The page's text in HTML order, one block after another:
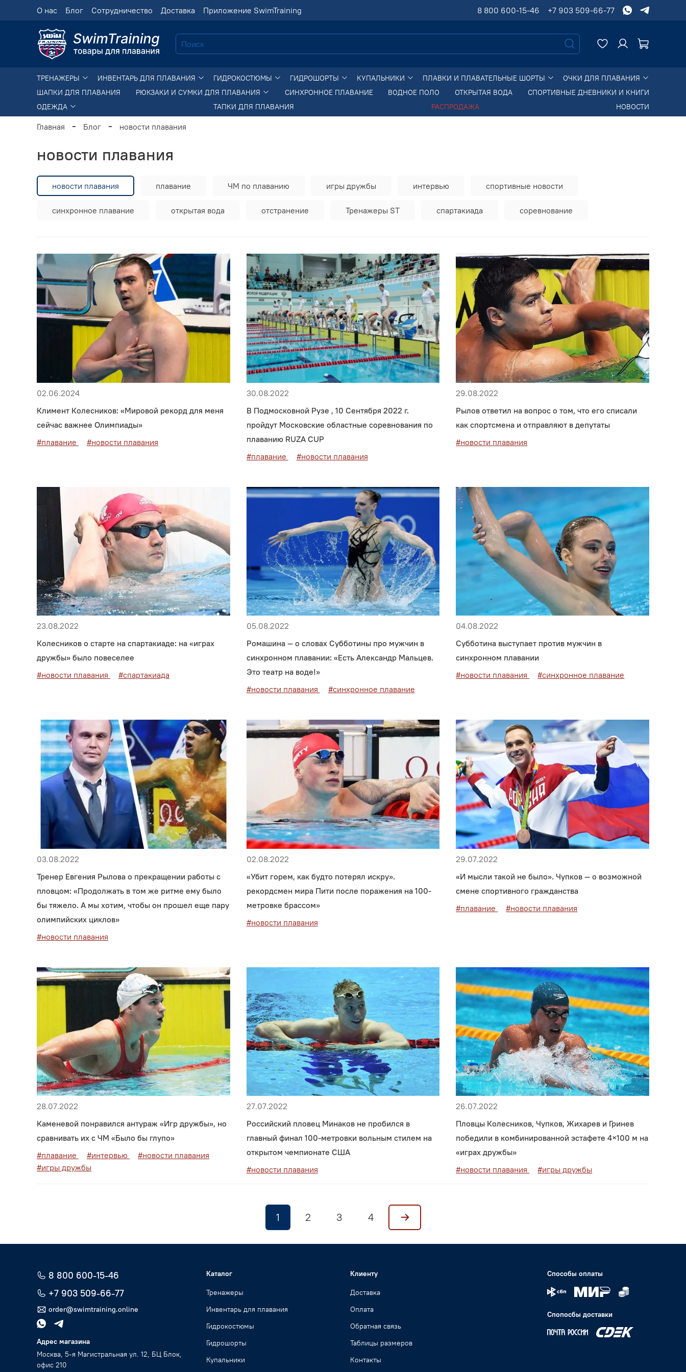
О нас Блог Сотрудничество Доставка Приложение SwimTraining 8 800 600-15-46 +7 903 509-66-77
ТРЕНАЖЕРЫ ИНВЕНТАРЬ ДЛЯ ПЛАВАНИЯ ГИДРОКОСТЮМЫ ГИДРОШОРТЫ КУПАЛЬНИКИ ПЛАВКИ И ПЛАВАТЕЛЬНЫЕ ШОРТЫ
ОЧКИ ДЛЯ ПЛАВАНИЯ
ШАПКИ ДЛЯ ПЛАВАНИЯ
РЮКЗАКИ И СУМКИ ДЛЯ ПЛАВАНИЯ СИНХРОННОЕ ПЛАВАНИЕ ВОДНОЕ ПОЛО ОТКРЫТАЯ ВОДА
СПОРТИВНЫЕ ДНЕВНИКИ И КНИГИ
ОДЕЖДА
ТАПКИ ДЛЯ ПЛАВАНИЯ РАСПРОДАЖА НОВОСТИ
Главная Блог новости плавания
новости плавания
новости плавания плавание ЧМ по плаванию игры дружбы интервью спортивные новости
синхронное плавание открытая вода отстранение Тренажеры ST спартакиада соревнование
02.06.2024
Климент Колесников: «Мировой рекорд для меня
сейчас важнее Олимпиады»
#плавание
#новости плавания
30.08.2022
В Подмосковной Рузе , 10 Сентября 2022 г.
пройдут Московские областные соревнования по
плаванию RUZA CUP
#плавание
#новости плавания
29.08.2022
Рылов ответил на вопрос о том, что его списали
как спортсмена и отправляют в депутаты
#новости плавания
23.08.2022
Колесников о старте на спартакиаде: на «играх
дружбы» было повеселее
#новости плавания
#спартакиада
05.08.2022
Ромашина — о словах Субботины про мужчин в
синхронном плавании: «Есть Александр Мальцев.
Это театр на воде!»
#новости плавания
#синхронное плавание
04.08.2022
Субботина выступает против мужчин в
синхронном плавании
#новости плавания
#синхронное плавание
03.08.2022
Тренер Евгения Рылова о прекращении работы с
пловцом: «Продолжать в том же ритме ему было
бы тяжело. А мы хотим, чтобы он прошел еще пару
олимпийских циклов»
#новости плавания
02.08.2022
«Убит горем, как будто потерял искру».
рекордсмен мира Пити после поражения на 100-
метровке брассом»
#новости плавания
29.07.2022
«И мысли такой не было». Чупков — о возможной
смене спортивного гражданства
#плавание
#новости плавания
28.07.2022
Каменевой понравился антураж «Игр дружбы», но
сравнивать их с ЧМ «Было бы глупо»
#плавание
#интервью
#новости плавания
#игры дружбы
27.07.2022
Российский пловец Минаков не пробился в
главный финал 100-метровки вольным стилем на
открытом чемпионате США
#новости плавания
26.07.2022
Пловцы Колесников, Чупков, Жихарев и Гринев
победили в комбинированной эстафете 4×100 м на
«играх дружбы»
#новости плавания
#игры дружбы
1 2 3 4
8 800 600-15-46
+7 903 509-66-77
order@swimtraining.online
Адрес магазина
Москва, 5-я Магистральная ул. 12, БЦ Блок,
офис 210
Каталог
Тренажеры
Инвентарь для плавания
Гидрокостюмы
Гидрошорты
Купальники
Клиенту
Доставка
Оплата
Обратная связь
Таблицы размеров
Контакты
Способы оплаты
Спопосбы доставки